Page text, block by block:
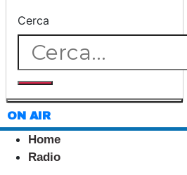
Cerca
ON AIR
Home
Radio